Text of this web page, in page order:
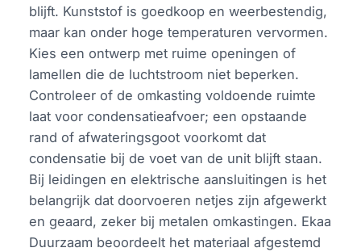
blijft. Kunststof is goedkoop en weerbestendig,
maar kan onder hoge temperaturen vervormen.
Kies een ontwerp met ruime openingen of
lamellen die de luchtstroom niet beperken.
Controleer of de omkasting voldoende ruimte
laat voor condensatieafvoer; een opstaande
rand of afwateringsgoot voorkomt dat
condensatie bij de voet van de unit blijft staan.
Bij leidingen en elektrische aansluitingen is het
belangrijk dat doorvoeren netjes zijn afgewerkt
en geaard, zeker bij metalen omkastingen. Ekaa
Duurzaam beoordeelt het materiaal afgestemd